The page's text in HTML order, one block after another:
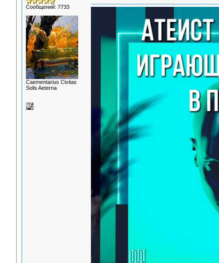
Сообщений: 7733
Сaementarius Civitas
Solis Aeterna